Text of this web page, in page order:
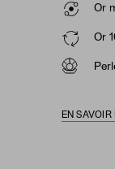
Or
Or
EN SAVOIR